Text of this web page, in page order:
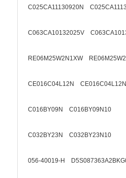
C025CA11130920N
C063CA10132025V
RE06M25W2N1XW
CE016C04L12N
C016BY09N C016BY09N10
C032BY23N C032BY23N10
056-40019-H